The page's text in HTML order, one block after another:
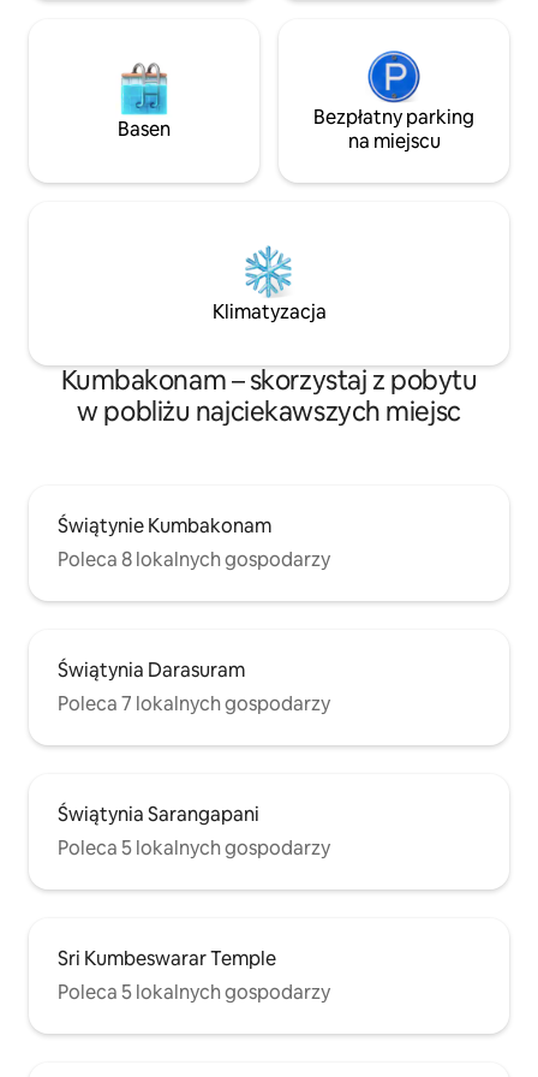
Basen
Bezpłatny parking
na miejscu
Klimatyzacja
Kumbakonam – skorzystaj z pobytu
w pobliżu najciekawszych miejsc
Świątynie Kumbakonam
Poleca 8 lokalnych gospodarzy
Świątynia Darasuram
Poleca 7 lokalnych gospodarzy
Świątynia Sarangapani
Poleca 5 lokalnych gospodarzy
Sri Kumbeswarar Temple
Poleca 5 lokalnych gospodarzy